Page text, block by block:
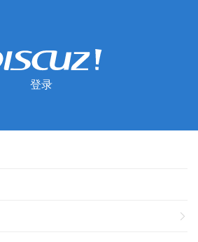
登录